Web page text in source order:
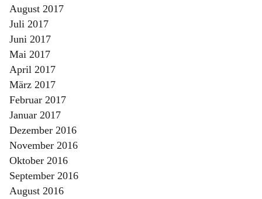
August 2017
Juli 2017
Juni 2017
Mai 2017
April 2017
März 2017
Februar 2017
Januar 2017
Dezember 2016
November 2016
Oktober 2016
September 2016
August 2016